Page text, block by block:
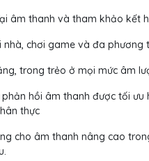
âm thanh và tham khảo kết
chơi game và đa phương
trong trẻo ở mọi mức âm
hồi âm thanh được tối ưu
thực
cho âm thanh nâng cao